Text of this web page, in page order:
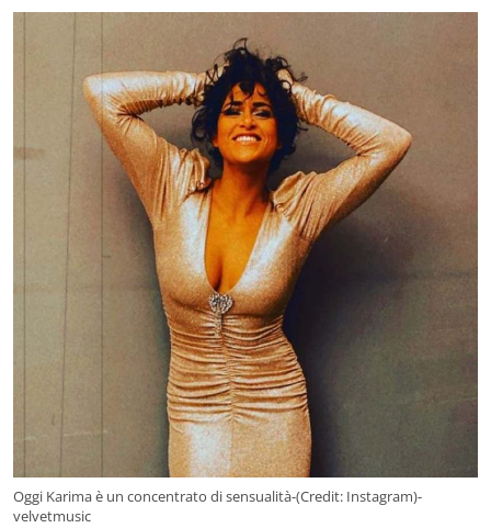
Oggi Karima è un concentrato di sensualità-(Credit: Instagram)-
velvetmusic